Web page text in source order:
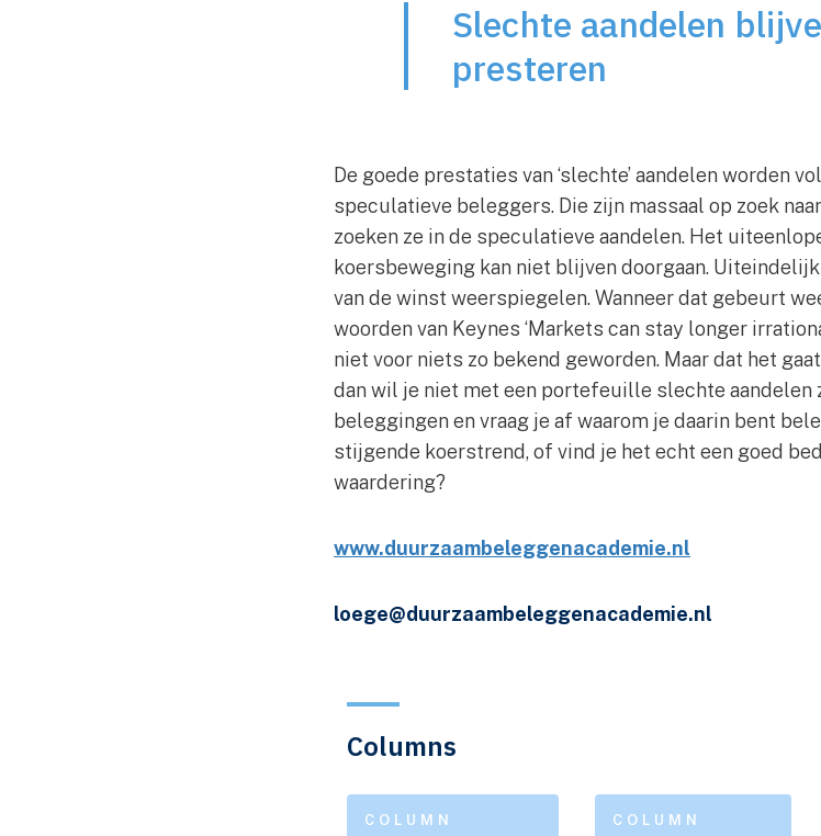
Slechte aandelen
presteren
De goede prestaties van ‘slechte’ aandelen worden
speculatieve beleggers. Die zijn massaal op zoek
zoeken ze in de speculatieve aandelen. Het
koersbeweging kan niet blijven doorgaan.
van de winst weerspiegelen. Wanneer dat gebeurt
woorden van Keynes ‘Markets can stay longer
niet voor niets zo bekend geworden. Maar dat het
dan wil je niet met een portefeuille slechte aandelen
beleggingen en vraag je af waarom je daarin bent
stijgende koerstrend, of vind je het echt een goed
waardering?
www.duurzaambeleggenacademie.nl
loege@duurzaambeleggenacademie.nl
Columns
COLUMN COLUMN